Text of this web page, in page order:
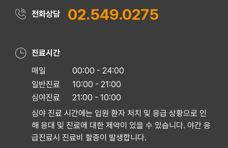
전화상담 02.549.0275
진료시간
매일
00:00 - 24:00
일반진료
10:00 - 21:00
심야진료
21:00 - 10:00
심야 진료 시간에는 입원 환자 처치 및 응급 상황으로 인
해 응대 및 진료에 대한 제약이 있을 수 있습니다. 야간 응
급진료시 진료비 할증이 발생합니다.